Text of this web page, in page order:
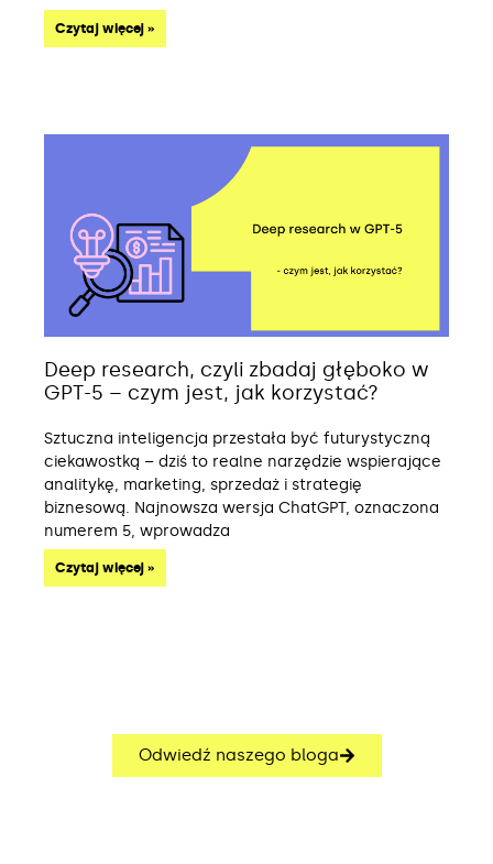
Czytaj więcej »
Deep research, czyli zbadaj głęboko w
GPT-5 – czym jest, jak korzystać?
Sztuczna inteligencja przestała być futurystyczną
ciekawostką – dziś to realne narzędzie wspierające
analitykę, marketing, sprzedaż i strategię
biznesową. Najnowsza wersja ChatGPT, oznaczona
numerem 5, wprowadza
Czytaj więcej »
Odwiedź naszego bloga